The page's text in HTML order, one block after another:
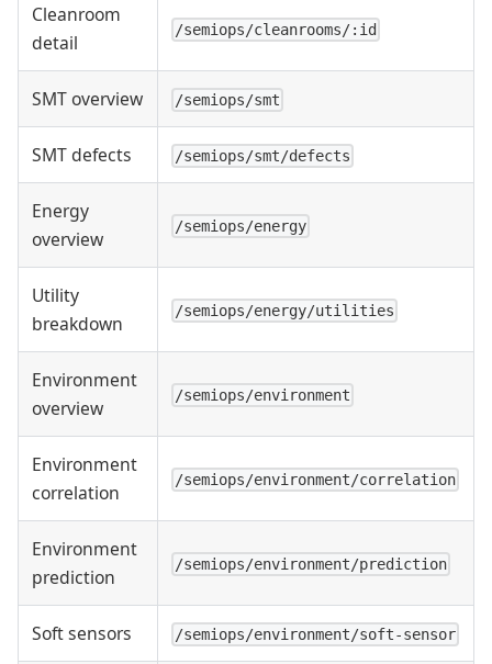
Cleanroom
detail
/semiops/cleanrooms/:id
SMT overview /semiops/smt
SMT defects /semiops/smt/defects
Energy
overview
/semiops/energy
Utility
breakdown
/semiops/energy/utilities
Environment
overview
/semiops/environment
Environment
correlation
/semiops/environment/correlation
Environment
prediction
/semiops/environment/prediction
Soft sensors /semiops/environment/soft-sensor